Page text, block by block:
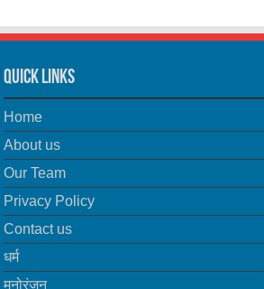
Quick Links
Home
About us
Our Team
Privacy Policy
Contact us
धर्म
मनोरंजन